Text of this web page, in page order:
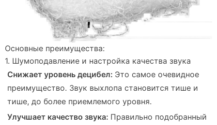
Основные преимущества:
1. Шумоподавление и настройка качества звука
Снижает уровень децибел: Это самое очевидное
преимущество. Звук выхлопа становится тише и
тише, до более приемлемого уровня.
Улучшает качество звука: Правильно подобранный